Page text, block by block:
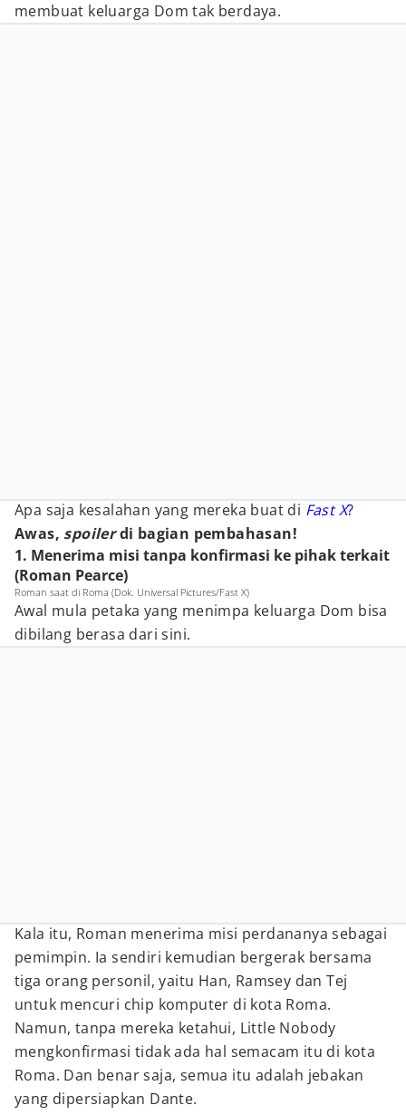
membuat keluarga Dom tak berdaya.
Apa saja kesalahan yang mereka buat di Fast X?
Awas, spoilerdi bagian pembahasan!
1. Menerima misi tanpa konfirmasi ke pihak terkait
(Roman Pearce)
Roman saat di Roma (Dok. Universal Pictures/Fast X)
Awal mula petaka yang menimpa keluarga Dom bisa
dibilang berasa dari sini.
Kala itu, Roman menerima misi perdananya sebagai
pemimpin. Ia sendiri kemudian bergerak bersama
tiga orang personil, yaitu Han, Ramsey dan Tej
untuk mencuri chip komputer di kota Roma.
Namun, tanpa mereka ketahui, Little Nobody
mengkonfirmasi tidak ada hal semacam itu di kota
Roma. Dan benar saja, semua itu adalah jebakan
yang dipersiapkan Dante.